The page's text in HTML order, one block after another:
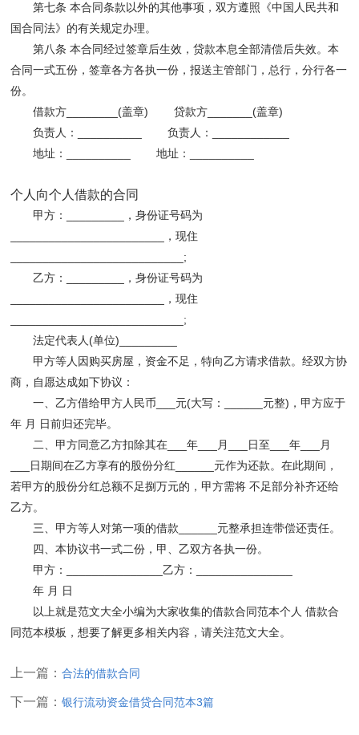
第七条 本合同条款以外的其他事项，双方遵照《中国人民共和
国合同法》的有关规定办理。
第八条 本合同经过签章后生效，贷款本息全部清偿后失效。本
合同一式五份，签章各方各执一份，报送主管部门，总行，分行各一
份。
借款方________(盖章) 贷款方_______(盖章)
负责人：__________ 负责人：____________
地址：__________ 地址：__________
个人向个人借款的合同
甲方：_________，身份证号码为
________________________，现住
___________________________;
乙方：_________，身份证号码为
________________________，现住
___________________________;
法定代表人(单位)_________
甲方等人因购买房屋，资金不足，特向乙方请求借款。经双方协
商，自愿达成如下协议：
一、乙方借给甲方人民币___元(大写：______元整)，甲方应于
年 月 日前归还完毕。
二、甲方同意乙方扣除其在___年___月___日至___年___月
___日期间在乙方享有的股份分红______元作为还款。在此期间，
若甲方的股份分红总额不足捌万元的，甲方需将 不足部分补齐还给
乙方。
三、甲方等人对第一项的借款______元整承担连带偿还责任。
四、本协议书一式二份，甲、乙双方各执一份。
甲方：_______________乙方：_______________
年 月 日
以上就是范文大全小编为大家收集的借款合同范本个人 借款合
同范本模板，想要了解更多相关内容，请关注范文大全。
上一篇：合法的借款合同
下一篇：银行流动资金借贷合同范本3篇